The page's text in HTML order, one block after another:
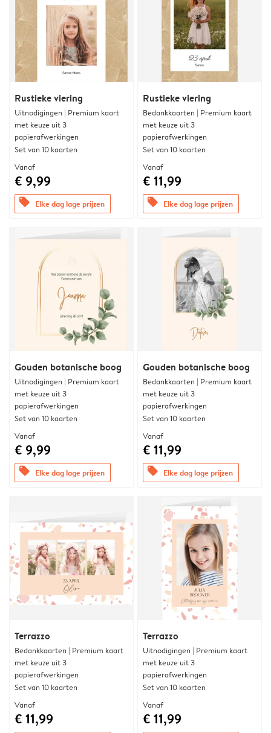
Rustieke viering
Uitnodigingen | Premium kaart
met keuze uit 3
papierafwerkingen
Set van 10 kaarten
Vanaf
€ 9,99
offers Elke dag lage prijzen
Rustieke viering
Bedankkaarten | Premium kaart
met keuze uit 3
papierafwerkingen
Set van 10 kaarten
Vanaf
€ 11,99
offers Elke dag lage prijzen
Gouden botanische boog
Uitnodigingen | Premium kaart
met keuze uit 3
papierafwerkingen
Set van 10 kaarten
Vanaf
€ 9,99
offers Elke dag lage prijzen
Gouden botanische boog
Bedankkaarten | Premium kaart
met keuze uit 3
papierafwerkingen
Set van 10 kaarten
Vanaf
€ 11,99
offers Elke dag lage prijzen
Terrazzo
Bedankkaarten | Premium kaart
met keuze uit 3
papierafwerkingen
Set van 10 kaarten
Vanaf
€ 11,99
Terrazzo
Uitnodigingen | Premium kaart
met keuze uit 3
papierafwerkingen
Set van 10 kaarten
Vanaf
€ 11,99